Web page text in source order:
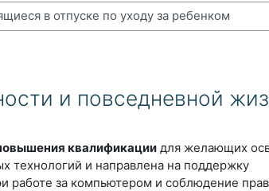
и повседневной
квалификации для желающих
технологий и направлена на поддержку
работе за компьютером и соблюдение